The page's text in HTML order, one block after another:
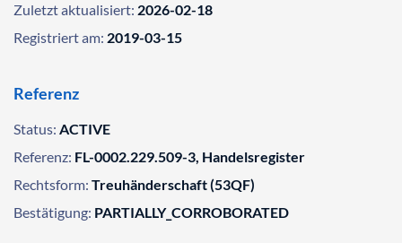
Zuletzt aktualisiert: 2026-02-18
Registriert am: 2019-03-15
Referenz
Status: ACTIVE
Referenz: FL-0002.229.509-3, Handelsregister
Rechtsform: Treuhänderschaft (53QF)
Bestätigung: PARTIALLY_CORROBORATED